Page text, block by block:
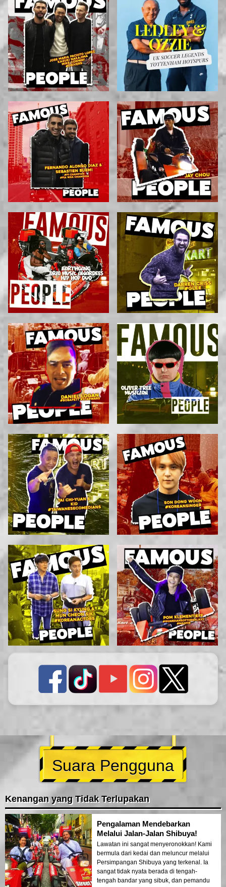
Suara Pengguna
Kenangan yang Tidak Terlupakan
Pengalaman Mendebarkan
Melalui Jalan-Jalan Shibuya!
Lawatan ini sangat menyeronokkan! Kami
bermula dari kedai dan meluncur melalui
Persimpangan Shibuya yang terkenal. Ia
sangat tidak nyata berada di tengah-
tengah bandar yang sibuk, dan pemandu